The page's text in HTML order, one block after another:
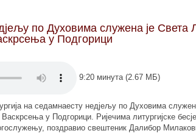
по Духовима служена је Света
у Подгорици
9:20 минута (2.67 МБ)
на седамнаесту недјељу по Духовима
у Подгорици. Ријечима литургијске
поздравио свештеник Далибор